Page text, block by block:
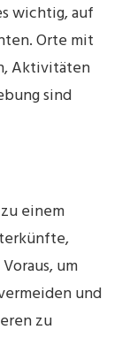
wichtig, auf
Orte mit
Aktivitäten
sind
einem
um
und
zu